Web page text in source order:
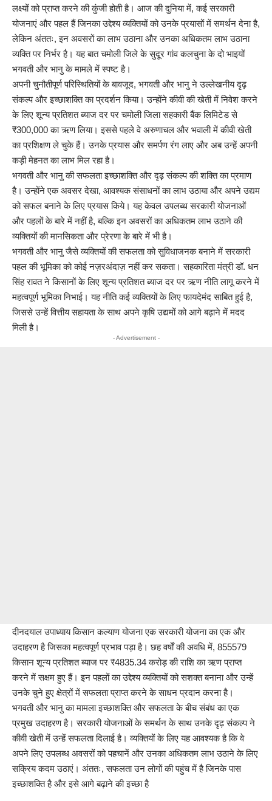
लक्ष्यों को प्राप्त करने की कुंजी होती है। आज की दुनिया में, कई सरकारी
योजनाएं और पहल हैं जिनका उद्देश्य व्यक्तियों को उनके प्रयासों में समर्थन देना है,
लेकिन अंततः, इन अवसरों का लाभ उठाना और उनका अधिकतम लाभ उठाना
व्यक्ति पर निर्भर है। यह बात चमोली जिले के सुदूर गांव कलचुना के दो भाइयों
भगवती और भानु के मामले में स्पष्ट है।
अपनी चुनौतीपूर्ण परिस्थितियों के बावजूद, भगवती और भानु ने उल्लेखनीय दृढ़
संकल्प और इच्छाशक्ति का प्रदर्शन किया। उन्होंने कीवी की खेती में निवेश करने
के लिए शून्य प्रतिशत ब्याज दर पर चमोली जिला सहकारी बैंक लिमिटेड से
₹300,000 का ऋण लिया। इससे पहले वे अरुणाचल और भवाली में कीवी खेती
का प्रशिक्षण ले चुके हैं। उनके प्रयास और समर्पण रंग लाए और अब उन्हें अपनी
कड़ी मेहनत का लाभ मिल रहा है।
भगवती और भानु की सफलता इच्छाशक्ति और दृढ़ संकल्प की शक्ति का प्रमाण
है। उन्होंने एक अवसर देखा, आवश्यक संसाधनों का लाभ उठाया और अपने उद्यम
को सफल बनाने के लिए प्रयास किये। यह केवल उपलब्ध सरकारी योजनाओं
और पहलों के बारे में नहीं है, बल्कि इन अवसरों का अधिकतम लाभ उठाने की
व्यक्तियों की मानसिकता और प्रेरणा के बारे में भी है।
भगवती और भानु जैसे व्यक्तियों की सफलता को सुविधाजनक बनाने में सरकारी
पहल की भूमिका को कोई नज़रअंदाज़ नहीं कर सकता। सहकारिता मंत्री डॉ. धन
सिंह रावत ने किसानों के लिए शून्य प्रतिशत ब्याज दर पर ऋण नीति लागू करने में
महत्वपूर्ण भूमिका निभाई। यह नीति कई व्यक्तियों के लिए फायदेमंद साबित हुई है,
जिससे उन्हें वित्तीय सहायता के साथ अपने कृषि उद्यमों को आगे बढ़ाने में मदद
मिली है।
- Advertisement -
दीनदयाल उपाध्याय किसान कल्याण योजना एक सरकारी योजना का एक और
उदाहरण है जिसका महत्वपूर्ण प्रभाव पड़ा है। छह वर्षों की अवधि में, 855579
किसान शून्य प्रतिशत ब्याज पर ₹4835.34 करोड़ की राशि का ऋण प्राप्त
करने में सक्षम हुए हैं। इन पहलों का उद्देश्य व्यक्तियों को सशक्त बनाना और उन्हें
उनके चुने हुए क्षेत्रों में सफलता प्राप्त करने के साधन प्रदान करना है।
भगवती और भानु का मामला इच्छाशक्ति और सफलता के बीच संबंध का एक
प्रमुख उदाहरण है। सरकारी योजनाओं के समर्थन के साथ उनके दृढ़ संकल्प ने
कीवी खेती में उन्हें सफलता दिलाई है। व्यक्तियों के लिए यह आवश्यक है कि वे
अपने लिए उपलब्ध अवसरों को पहचानें और उनका अधिकतम लाभ उठाने के लिए
सक्रिय कदम उठाएं। अंततः, सफलता उन लोगों की पहुंच में है जिनके पास
इच्छाशक्ति है और इसे आगे बढ़ाने की इच्छा है